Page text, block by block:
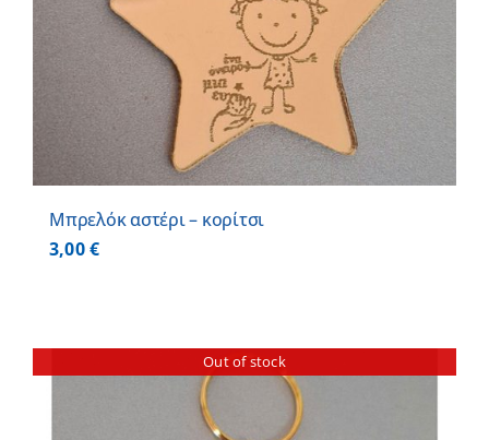
Μπρελόκ αστέρι – κορίτσι
3,00€
Out of stock